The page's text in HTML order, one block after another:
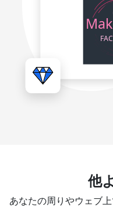
他
あなたの周りやウェブ